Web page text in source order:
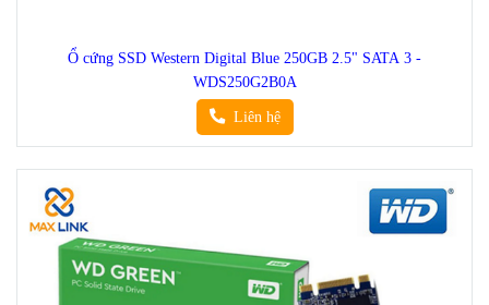
Ổ cứng SSD Western Digital Blue 250GB 2.5" SATA 3 -
WDS250G2B0A
Liên hệ